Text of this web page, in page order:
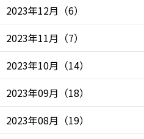
2023年12月 （6）
2023年11月 （7）
2023年10月 （14）
2023年09月 （18）
2023年08月 （19）